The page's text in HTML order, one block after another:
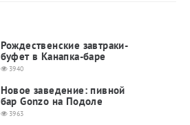
Рождественские завтраки-
буфет в Канапка-баре
3940
Новое заведение: пивной
бар Gonzo на Подоле
3963